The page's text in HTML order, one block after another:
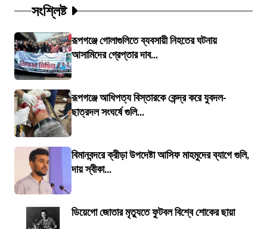
সংশ্লিষ্ট
রূপগঞ্জে গোলাগুলিতে ব্যবসায়ী নিহতের ঘটনায়
আসামিদের গ্রেপ্তার দাব...
রূপগঞ্জে আধিপত্য বিস্তারকে কেন্দ্র করে যুবদল-
ছাত্রদল সংঘর্ষে গুলি...
বিমানবন্দরে ক্রীড়া উপদেষ্টা আসিফ মাহমুদের ব্যাগে গুলি,
দায় স্বীকা...
ডিয়েগো জোতার মৃত্যুতে ফুটবল বিশ্বে শোকের ছায়া